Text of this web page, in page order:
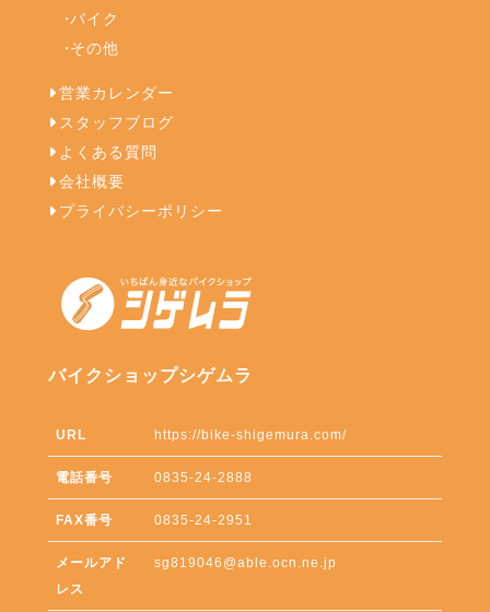
バイク
その他
営業カレンダー
スタッフブログ
よくある質問
会社概要
プライバシーポリシー
バイクショップシゲムラ
URL https://bike-shigemura.com/
電話番号 0835-24-2888
FAX番号 0835-24-2951
メールアド
レス
sg819046@able.ocn.ne.jp